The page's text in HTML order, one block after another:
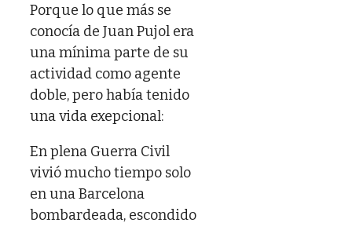
Porque lo que más se
conocía de Juan Pujol era
una mínima parte de su
actividad como agente
doble, pero había tenido
una vida exepcional:
En plena Guerra Civil
vivió mucho tiempo solo
en una Barcelona
bombardeada, escondido